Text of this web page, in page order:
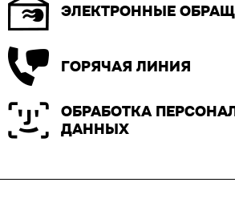
ЭЛЕКТРОННЫЕ
ГОРЯЧАЯ ЛИНИЯ
ОБРАБОТКА
ДАННЫХ